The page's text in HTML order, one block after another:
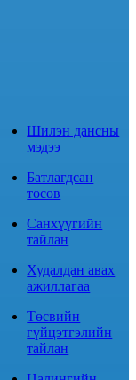
Шилэн дансны
мэдээ
Батлагдсан
төсөв
Санхүүгийн
тайлан
Худалдан авах
ажиллагаа
Төсвийн
гүйцэтгэлийн
тайлан